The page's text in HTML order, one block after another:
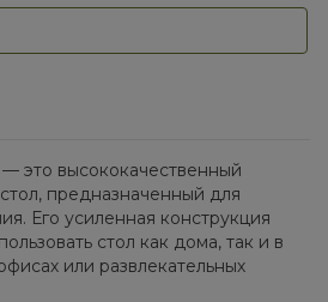
это высококачественный
предназначенный для
Его усиленная конструкция
стол как дома, так и в
или развлекательных